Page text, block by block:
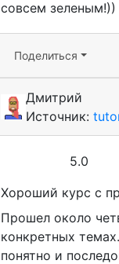
совсем зеленым!))
Поделиться
Дмитрий
Источник:
5.0
Хороший курс с
Прошел около
конкретных
понятно и